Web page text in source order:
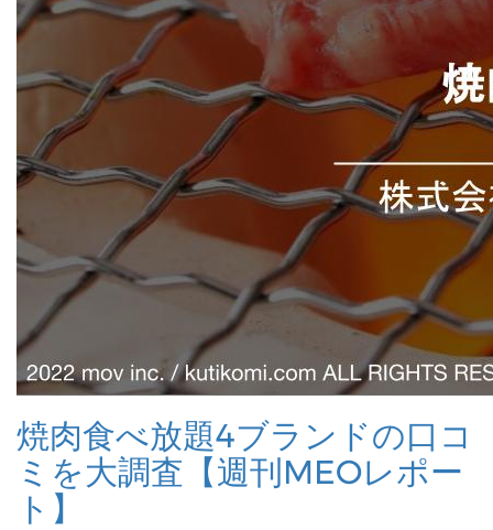
焼肉食べ放題4ブランドの口コ
ミを大調査【週刊MEOレポー
ト】